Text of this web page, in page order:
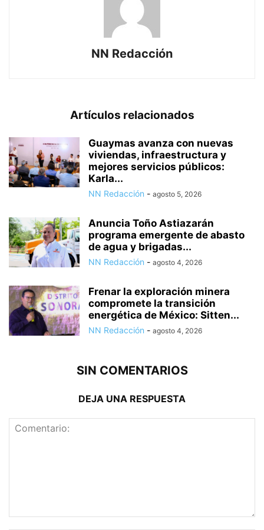
NN Redacción
Artículos relacionados
Guaymas avanza con nuevas
viviendas, infraestructura y
mejores servicios públicos:
Karla...
NN Redacción - agosto 5, 2026
Anuncia Toño Astiazarán
programa emergente de abasto
de agua y brigadas...
NN Redacción - agosto 4, 2026
Frenar la exploración minera
compromete la transición
energética de México: Sitten...
NN Redacción - agosto 4, 2026
SIN COMENTARIOS
DEJA UNA RESPUESTA